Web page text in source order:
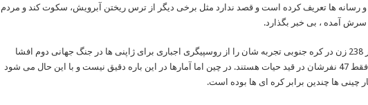
و رسانه ها تعریف کرده است و قصد ندارد مثل برخی دیگر از ترس ریختن آبرویش، سکوت کند و مردم
سرش آمده ، بی خبر بگذارد.
در سال های اخیر 238 زن در کره جنوبی تجربه شان را از روسپیگری اجباری برای ژاپنی ها در جنگ جهانی دوم افشا
کرده اند که حالا فقط 47 نفرشان در قید حیات هستند. در چین اما آمارها در این باره دقیق نیست و با این حال می شود
ها چندین برابر کره ای ها بوده است.